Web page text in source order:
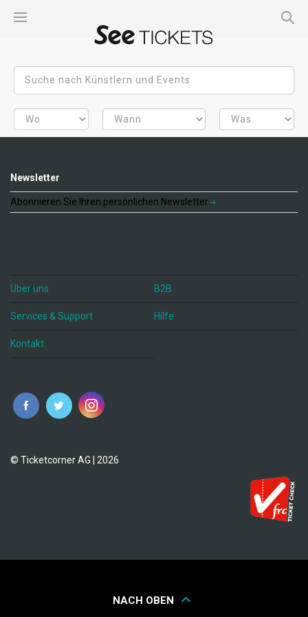
Newsletter
Abonnieren Sie Ihren persönlichen Newsletter
Über uns B2B
Services & Support Hilfe
Kontakt
© Ticketcorner AG | 2026
NACH OBEN